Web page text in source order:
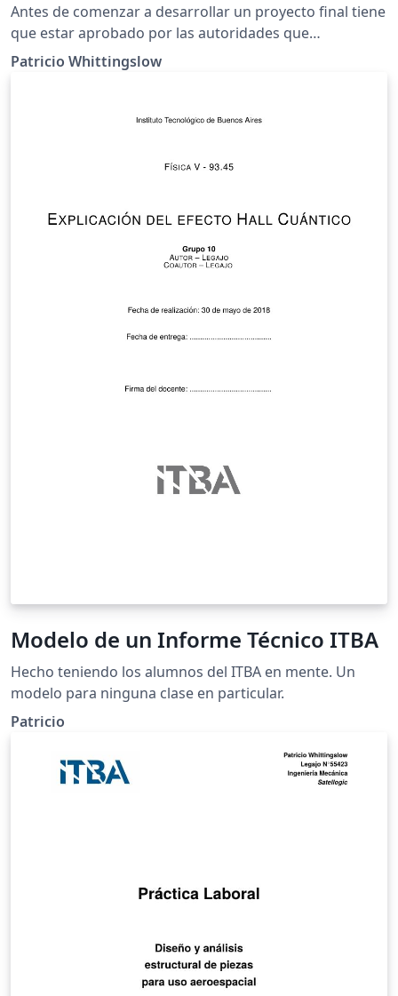
Antes de comenzar a desarrollar un proyecto final tiene
que estar aprobado por las autoridades que
correspondan. Este documento contiene los datos que
resumen el proyecto y el formato para avalar el
Patricio Whittingslow
Modelo de un Informe Técnico ITBA
Hecho teniendo los alumnos del ITBA en mente. Un
modelo para ninguna clase en particular.
Patricio